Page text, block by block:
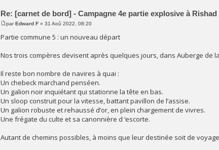
Re: [carnet de bord] - Campagne 4e partie explosive à Rishad
parEdward F » 31 Aoû 2022, 08:20
Partie commune 5 : un nouveau départ
Nos trois compères devisent après quelques jours, dans Auberge de
Il reste bon nombre de navires à quai :
Un chebeck marchand penséen.
Un galion noir inquiétant qui stationne la tête en bas.
Un sloop construit pour la vitesse, battant pavillon de l’assise.
Un galion robuste et rehaussé d’or, en plein chargement de vivres.
Une frégate du culte et sa canonnière d ‘escorte.
Autant de chemins possibles, à moins que leur destinée soit de